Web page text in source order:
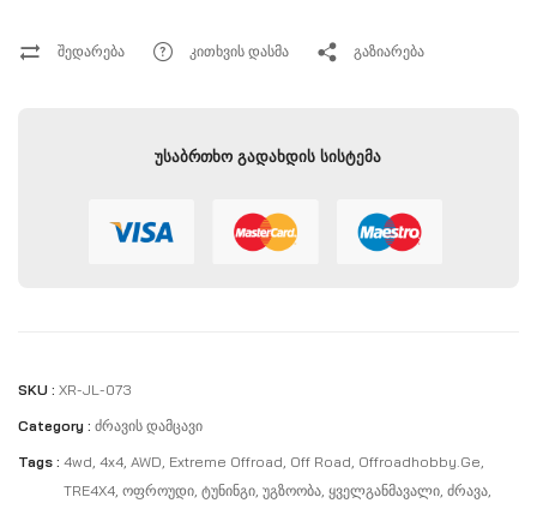
კოროზიისადმი მდგრადობით, მაღალი სიმტკიცითა და
ხანგრძლივი ექსპლუატაციის რესურსით, რაც მას იდეალურ
შედარება კითხვის დასმა გაზიარება
უსაბრთხო გადახდის სისტემა
SKU : XR-JL-073
Category : Ძრავის Დამცავი
Tags : 4wd, 4x4, AWD, Extreme Offroad, Off Road, Offroadhobby.ge,
TRE4X4, Ოფროუდი, Ტუნინგი, Უგზოობა, Ყველგანმავალი, Ძრავა,